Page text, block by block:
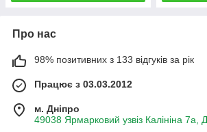
Про нас
98% позитивних з 133 відгуків за рік
Працює з 03.03.2012
м. Дніпро
49038 Ярмарковий узвіз Калініна 7а,